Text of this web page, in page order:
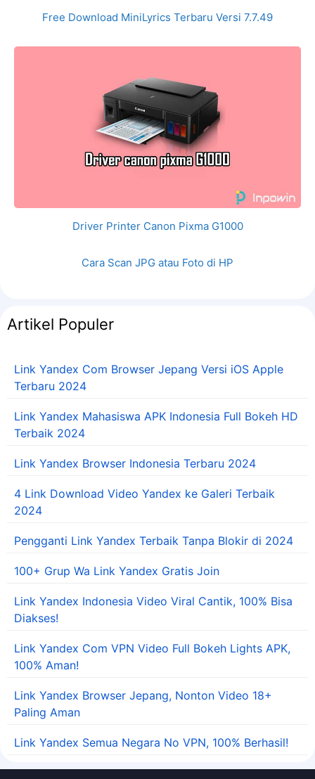
Free Download MiniLyrics Terbaru Versi 7.7.49
Driver Printer Canon Pixma G1000
Cara Scan JPG atau Foto di HP
Artikel Populer
Link Yandex Com Browser Jepang Versi iOS Apple
Terbaru 2024
Link Yandex Mahasiswa APK Indonesia Full Bokeh HD
Terbaik 2024
Link Yandex Browser Indonesia Terbaru 2024
4 Link Download Video Yandex ke Galeri Terbaik
2024
Pengganti Link Yandex Terbaik Tanpa Blokir di 2024
100+ Grup Wa Link Yandex Gratis Join
Link Yandex Indonesia Video Viral Cantik, 100% Bisa
Diakses!
Link Yandex Com VPN Video Full Bokeh Lights APK,
100% Aman!
Link Yandex Browser Jepang, Nonton Video 18+
Paling Aman
Link Yandex Semua Negara No VPN, 100% Berhasil!